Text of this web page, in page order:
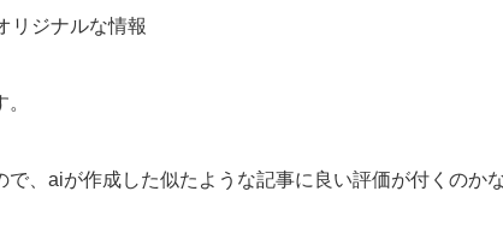
リジナルな情報
で、aiが作成した似たような記事に良い評価が付くのか